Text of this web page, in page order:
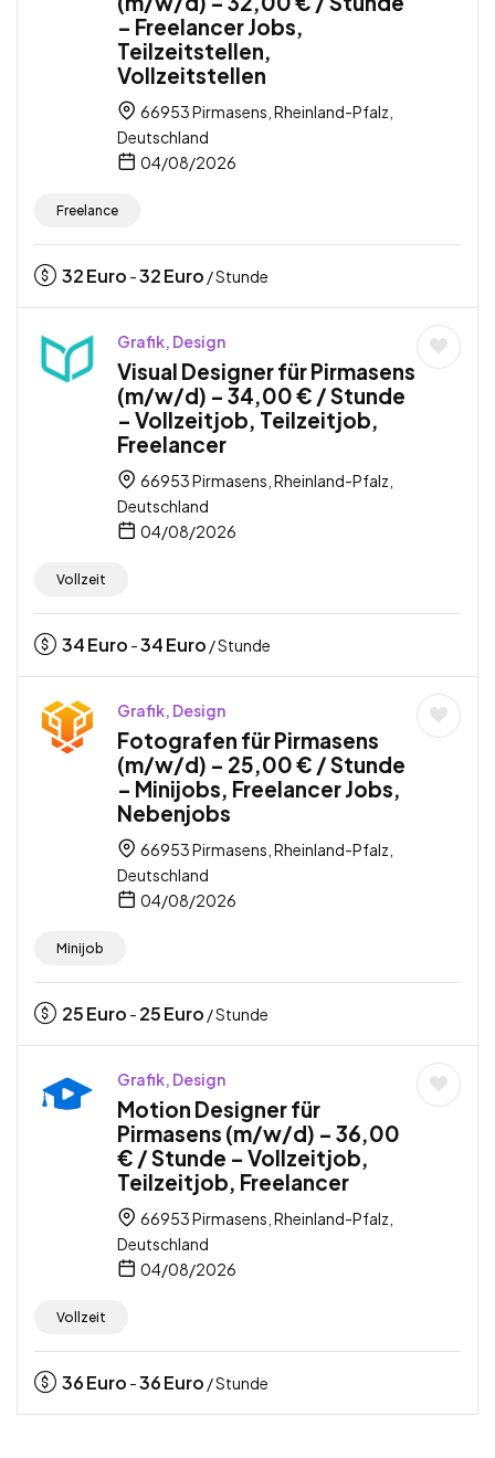
– Freelancer Jobs,
Teilzeitstellen,
Vollzeitstellen
66953 Pirmasens, Rheinland-Pfalz,
Deutschland
04/08/2026
Freelance
32Euro -32Euro / Stunde
Grafik, Design
Visual Designer für Pirmasens
(m/w/d) – 34,00 € / Stunde
– Vollzeitjob, Teilzeitjob,
Freelancer
66953 Pirmasens, Rheinland-Pfalz,
Deutschland
04/08/2026
Vollzeit
34Euro -34Euro / Stunde
Grafik, Design
Fotografen für Pirmasens
(m/w/d) – 25,00 € / Stunde
– Minijobs, Freelancer Jobs,
Nebenjobs
66953 Pirmasens, Rheinland-Pfalz,
Deutschland
04/08/2026
Minijob
25Euro - 25Euro / Stunde
Grafik, Design
Motion Designer für
Pirmasens (m/w/d) – 36,00
€ / Stunde – Vollzeitjob,
Teilzeitjob, Freelancer
66953 Pirmasens, Rheinland-Pfalz,
Deutschland
04/08/2026
Vollzeit
36Euro -36Euro / Stunde